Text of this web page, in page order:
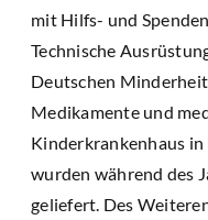
mit Hilfs- und
Technische
Deutschen
Medikamente und
Kinderkrankenhaus
wurden während des
geliefert. Des